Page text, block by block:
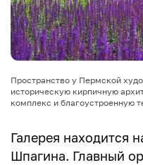
Пространство у Пермской
историческую кирпичную
комплекс и благоустроенную
Галерея находится
Шпагина. Главный